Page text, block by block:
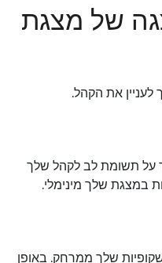
של מצגת
את הקהל.
על תשומת לב לקהל שלך
במצגת שלך מינימלי.
שלך ממרחק. באופן